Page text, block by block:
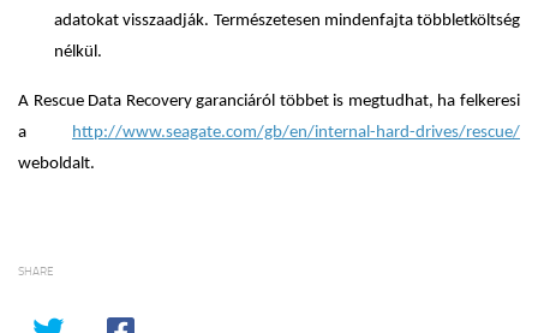
adatokat visszaadják. Természetesen mindenfajta többletköltség
nélkül.
A Rescue Data Recovery garanciáról többet is megtudhat, ha felkeresi
a http://www.seagate.com/gb/en/internal-hard-drives/rescue/
weboldalt.
SHARE